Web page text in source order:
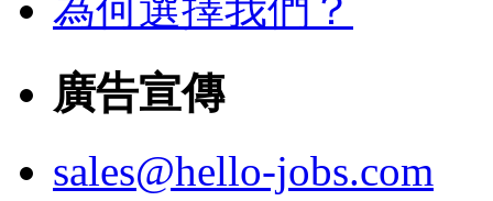
為何選擇我們？
廣告宣傳
sales@hello-jobs.com